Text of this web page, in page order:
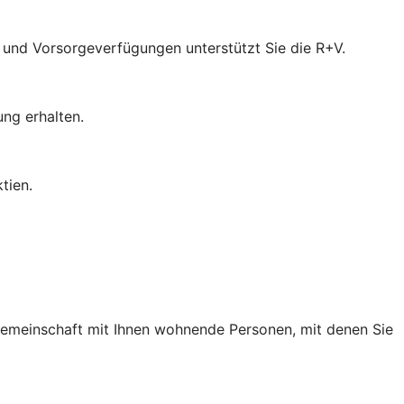
Vorsorgeverfügungen unterstützt Sie die R+V.
erhalten.
mit Ihnen wohnende Personen, mit denen Sie